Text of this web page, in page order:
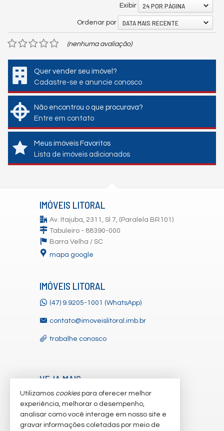
Exibir 24 POR PÁGINA
Ordenar por DATA MAIS RECENTE
(nenhuma avaliação)
Quer vender seu imóvel?
Cadastre-se e anuncie conosco
Não encontrou o que procurava?
Entre em contato
Meus imóveis Favoritos
Lista de imóveis adicionados
IMÓVEIS LITORAL
Av. Itajuba, 2311, Sl 7, (Paralela BR101)
Tabuleiro - 88390-000
Barra Velha / SC
mapa google
IMÓVEIS LITORAL
(47) 9.9205-1001 (WhatsApp)
contato@imoveislitoral.imb.br
trabalhe conosco
VEJA MAIS
receba nosso newsletter
indicadores financeiros
Utilizamos cookiespara oferecer melhor
experiência, melhorar o desempenho,
analisar como você interage em nosso site e
gravar informações coletadas por meio de